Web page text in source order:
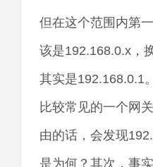
但在这个范围内第
该是192.168.0.x，
其实是192.168.0.1
比较常见的一个网
由的话，会发现
是为何？其次，事